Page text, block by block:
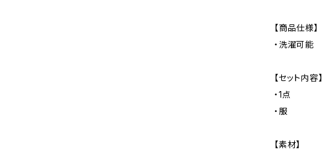
【商品仕様】
・洗濯可能
【セット内容】
・1点
・服
【素材】